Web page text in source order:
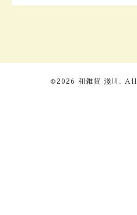
©2026 和雑貨 淺川 . All